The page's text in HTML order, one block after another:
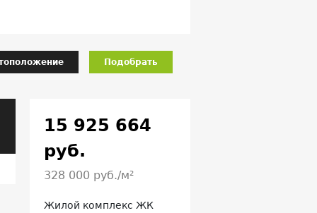
Подобрать
15 925 664
руб.
328 000 руб./м²
Жилой комплекс ЖК